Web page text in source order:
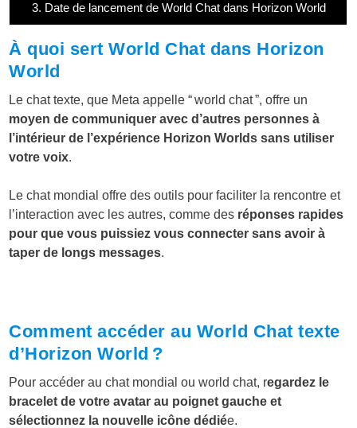
3. Date de lancement de World Chat dans Horizon World
À quoi sert World Chat dans Horizon
World
Le chat texte, que Meta appelle “ world chat ”, offre un
moyen de communiquer avec d’autres personnes à
l’intérieur de l’expérience Horizon Worlds sans utiliser
votre voix.
Le chat mondial offre des outils pour faciliter la rencontre et
l’interaction avec les autres, comme des réponses rapides
pour que vous puissiez vous connecter sans avoir à
taper de longs messages.
Comment accéder au World Chat texte
d’Horizon World ?
Pour accéder au chat mondial ou world chat, regardez le
bracelet de votre avatar au poignet gauche et
sélectionnez la nouvelle icône dédiée.